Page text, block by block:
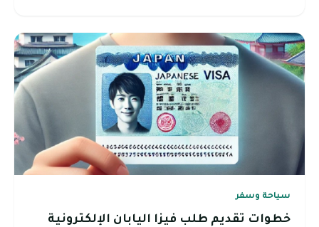
سياحة وسفر
خطوات تقديم طلب فيزا اليابان الإلكترونية